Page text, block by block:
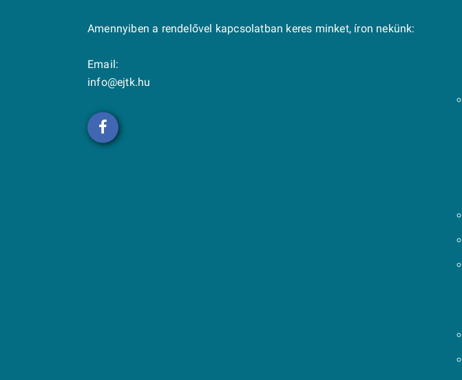
Amennyiben a rendelővel kapcsolatban keres minket, íron nekünk:
Email:
info@ejtk.hu